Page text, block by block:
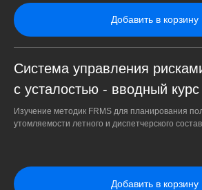
Добавить в корзину
Система управления
с усталостью - вводный курс
Изучение методик FRMS для планирования
утомляемости летного и диспетчерского
Добавить в корзину